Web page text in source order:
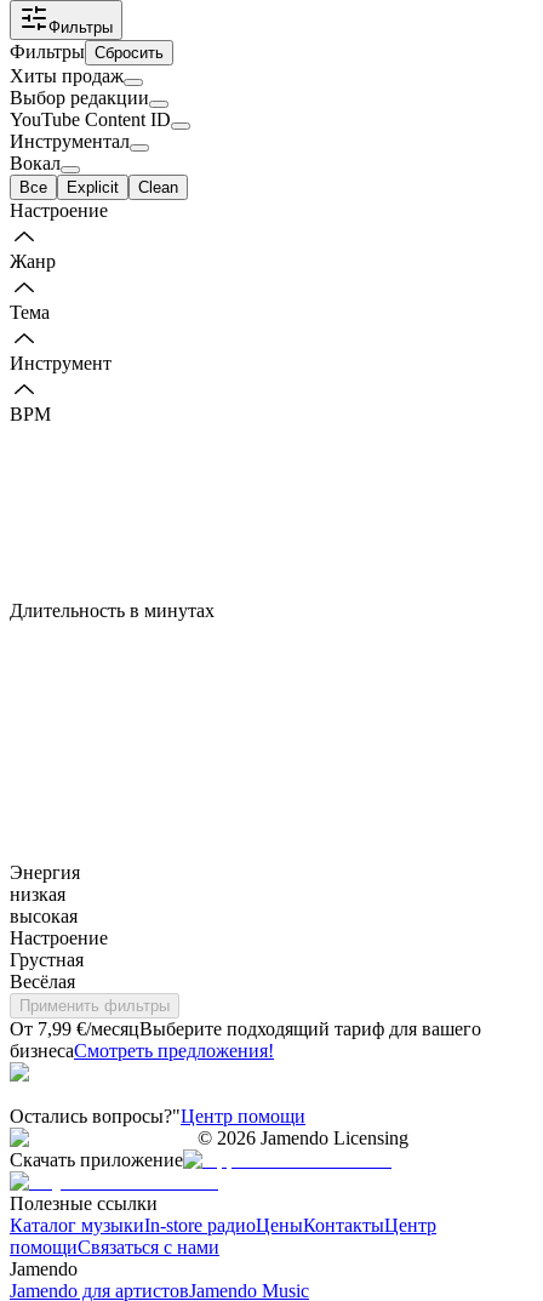
Фильтры
Фильтры Сбросить
Хиты продаж
Выбор редакции
YouTube Content ID
Инструментал
Вокал
Все Explicit Clean
Настроение
Жанр
Тема
Инструмент
BPM
Длительность в минутах
Энергия
низкая
высокая
Настроение
Грустная
Весёлая
Применить фильтры
От 7,99 €/месяцВыберите подходящий тариф для вашего
бизнесаСмотреть предложения!
Остались вопросы?"Центр помощи
© 2026 Jamendo Licensing
Скачать приложение
Полезные ссылки
Каталог музыкиIn-store радиоЦеныКонтактыЦентр
помощиСвязаться с нами
Jamendo
Jamendo для артистовJamendo Music